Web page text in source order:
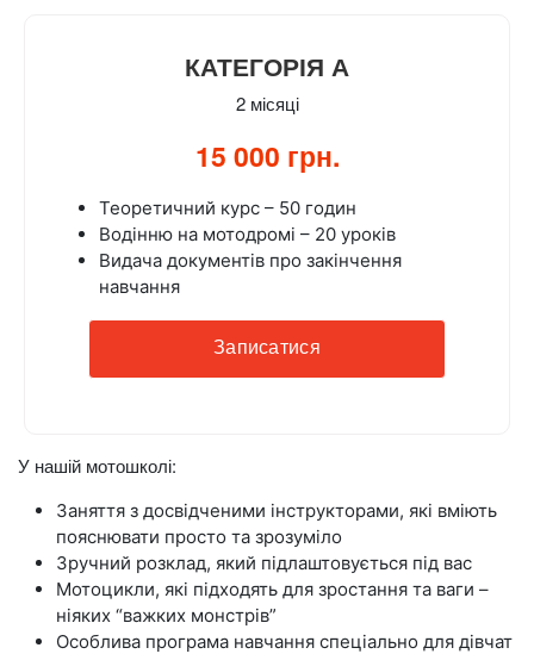
КАТЕГОРІЯ А
2 місяці
15 000 грн.
Теоретичний курс – 50 годин
Водінню на мотодромі – 20 уроків
Видача документів про закінчення
навчання
Записатися
У нашій мотошколі:
Заняття з досвідченими інструкторами, які вміють
пояснювати просто та зрозуміло
Зручний розклад, який підлаштовується під вас
Мотоцикли, які підходять для зростання та ваги –
ніяких “важких монстрів”
Особлива програма навчання спеціально для дівчат